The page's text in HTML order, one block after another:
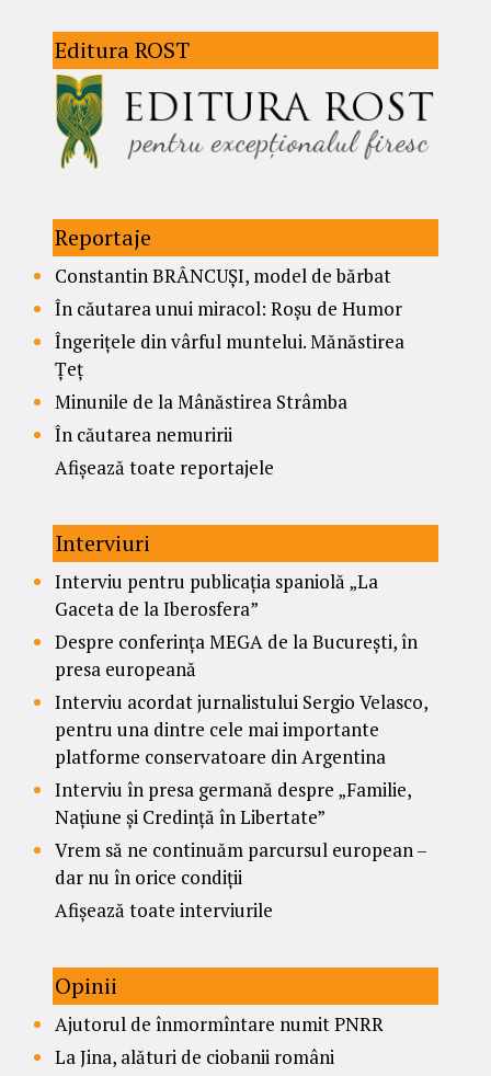
Editura ROST
Reportaje
Constantin BRÂNCUȘI, model de bărbat
În căutarea unui miracol: Roșu de Humor
Îngerițele din vârful muntelui. Mănăstirea
Țeț
Minunile de la Mânăstirea Strâmba
În căutarea nemuririi
Afișează toate reportajele
Interviuri
Interviu pentru publicația spaniolă „La
Gaceta de la Iberosfera”
Despre conferința MEGA de la București, în
presa europeană
Interviu acordat jurnalistului Sergio Velasco,
pentru una dintre cele mai importante
platforme conservatoare din Argentina
Interviu în presa germană despre „Familie,
Națiune și Credință în Libertate”
Vrem să ne continuăm parcursul european –
dar nu în orice condiții
Afișează toate interviurile
Opinii
Ajutorul de înmormîntare numit PNRR
La Jina, alături de ciobanii români